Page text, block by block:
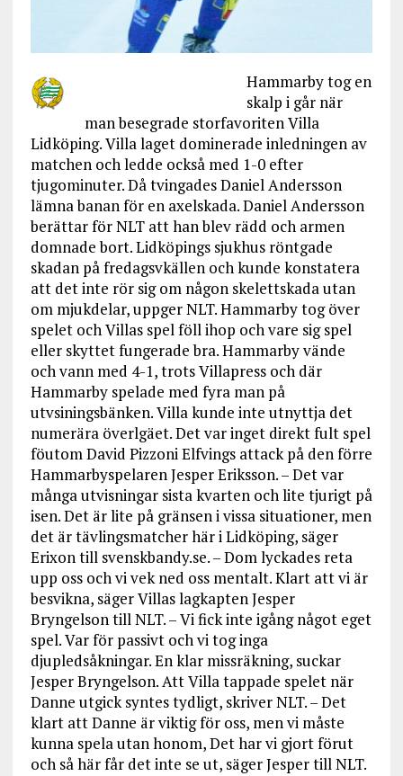
Hammarby tog en
skalp i går när
man besegrade storfavoriten Villa
Lidköping. Villa laget dominerade inledningen av
matchen och ledde också med 1-0 efter
tjugominuter. Då tvingades Daniel Andersson
lämna banan för en axelskada. Daniel Andersson
berättar för NLT att han blev rädd och armen
domnade bort. Lidköpings sjukhus röntgade
skadan på fredagsvkällen och kunde konstatera
att det inte rör sig om någon skelettskada utan
om mjukdelar, uppger NLT. Hammarby tog över
spelet och Villas spel föll ihop och vare sig spel
eller skyttet fungerade bra. Hammarby vände
och vann med 4-1, trots Villapress och där
Hammarby spelade med fyra man på
utvsiningsbänken. Villa kunde inte utnyttja det
numerära överlgäet. Det var inget direkt fult spel
föutom David Pizzoni Elfvings attack på den förre
Hammarbyspelaren Jesper Eriksson. – Det var
många utvisningar sista kvarten och lite tjurigt på
isen. Det är lite på gränsen i vissa situationer, men
det är tävlingsmatcher här i Lidköping, säger
Erixon till svenskbandy.se. – Dom lyckades reta
upp oss och vi vek ned oss mentalt. Klart att vi är
besvikna, säger Villas lagkapten Jesper
Bryngelson till NLT. – Vi fick inte igång något eget
spel. Var för passivt och vi tog inga
djupledsåkningar. En klar missräkning, suckar
Jesper Bryngelson. Att Villa tappade spelet när
Danne utgick syntes tydligt, skriver NLT. – Det
klart att Danne är viktig för oss, men vi måste
kunna spela utan honom, Det har vi gjort förut
och så här får det inte se ut, säger Jesper till NLT.